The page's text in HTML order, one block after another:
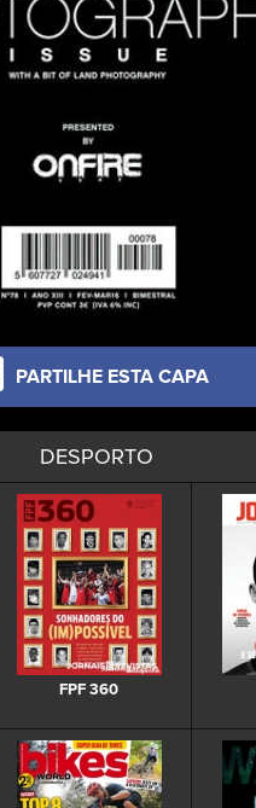
PARTILHE ESTA CAPA
DESPORTO
FPF 360